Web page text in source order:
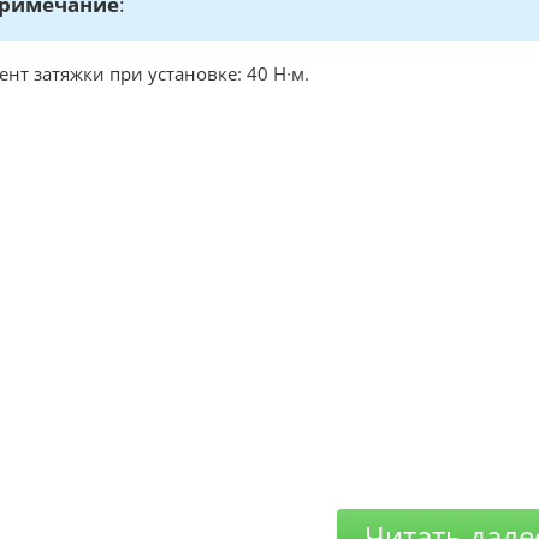
затяжки при установке: 40 Н∙м.